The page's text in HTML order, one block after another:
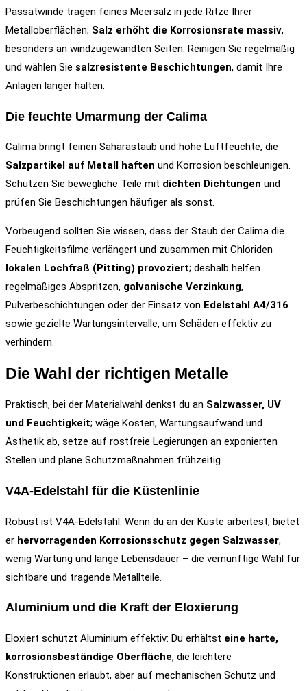
Passatwinde tragen feines Meersalz in jede Ritze Ihrer
Metalloberflächen; Salz erhöht die Korrosionsrate massiv,
besonders an windzugewandten Seiten. Reinigen Sie regelmäßig
und wählen Sie salzresistente Beschichtungen, damit Ihre
Anlagen länger halten.
Die feuchte Umarmung der Calima
Calima bringt feinen Saharastaub und hohe Luftfeuchte, die
Salzpartikel auf Metall haften und Korrosion beschleunigen.
Schützen Sie bewegliche Teile mit dichten Dichtungen und
prüfen Sie Beschichtungen häufiger als sonst.
Vorbeugend sollten Sie wissen, dass der Staub der Calima die
Feuchtigkeitsfilme verlängert und zusammen mit Chloriden
lokalen Lochfraß (Pitting) provoziert; deshalb helfen
regelmäßiges Abspritzen, galvanische Verzinkung,
Pulverbeschichtungen oder der Einsatz von Edelstahl A4/316
sowie gezielte Wartungsintervalle, um Schäden effektiv zu
verhindern.
Die Wahl der richtigen Metalle
Praktisch, bei der Materialwahl denkst du an Salzwasser, UV
und Feuchtigkeit; wäge Kosten, Wartungsaufwand und
Ästhetik ab, setze auf rostfreie Legierungen an exponierten
Stellen und plane Schutzmaßnahmen frühzeitig.
V4A-Edelstahl für die Küstenlinie
Robust ist V4A-Edelstahl: Wenn du an der Küste arbeitest, bietet
er hervorragenden Korrosionsschutz gegen Salzwasser,
wenig Wartung und lange Lebensdauer – die vernünftige Wahl für
sichtbare und tragende Metallteile.
Aluminium und die Kraft der Eloxierung
Eloxiert schützt Aluminium effektiv: Du erhältst eine harte,
korrosionsbeständige Oberfläche, die leichtere
Konstruktionen erlaubt, aber auf mechanischen Schutz und